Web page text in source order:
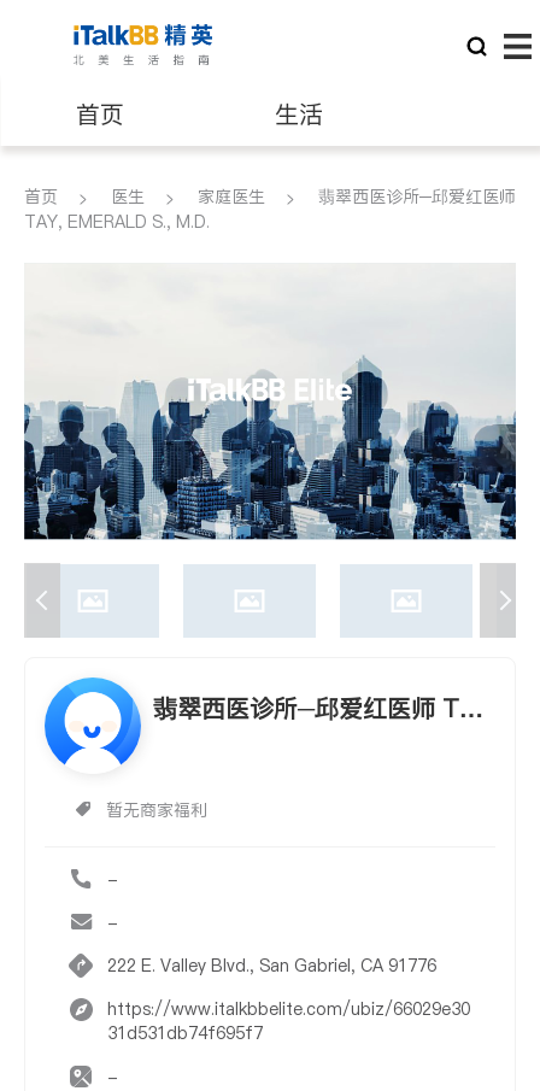
首页 生活
医生 律师
养老 非盈利组织
首页 医生 家庭医生
翡翠西医诊所─邱爱红医师
TAY, EMERALD S., M.D.
翡翠西医诊所─邱爱红医师 TA
暂无商家福利
-
-
222 E. Valley Blvd., San Gabriel, CA 91776
https://www.italkbbelite.com/ubiz/66029e30
31d531db74f695f7
-